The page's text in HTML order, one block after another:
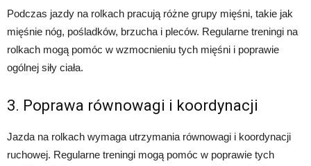
Podczas jazdy na rolkach pracują różne grupy mięśni, takie jak
mięśnie nóg, pośladków, brzucha i pleców. Regularne treningi na
rolkach mogą pomóc w wzmocnieniu tych mięśni i poprawie
ogólnej siły ciała.
3. Poprawa równowagi i koordynacji
Jazda na rolkach wymaga utrzymania równowagi i koordynacji
ruchowej. Regularne treningi mogą pomóc w poprawie tych